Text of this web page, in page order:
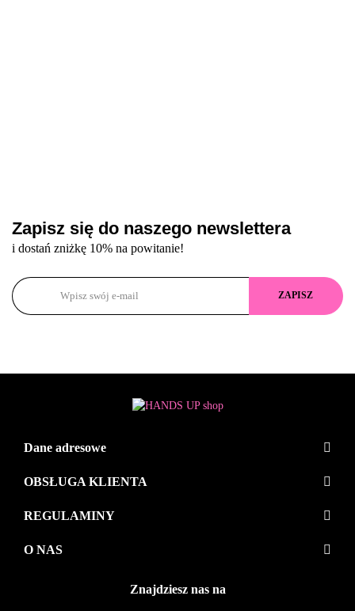
Zapisz się do naszego newslettera
i dostań zniżkę 10% na powitanie!
Dane adresowe
OBSŁUGA KLIENTA
REGULAMINY
O NAS
Znajdziesz nas na